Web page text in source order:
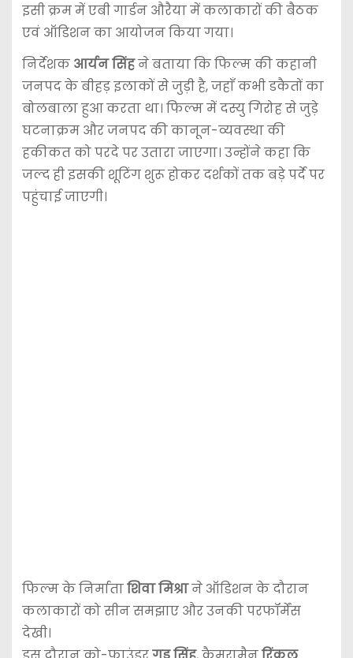
इसी क्रम में एबी गार्डन औरैया में कलाकारों की बैठक
एवं ऑडिशन का आयोजन किया गया।
निर्देशक आर्यन सिंहने बताया कि फिल्म की कहानी
जनपद के बीहड़ इलाकों से जुड़ी है, जहाँ कभी डकैतों का
बोलबाला हुआ करता था। फिल्म में दस्यु गिरोह से जुड़े
घटनाक्रम और जनपद की कानून-व्यवस्था की
हकीकत को परदे पर उतारा जाएगा। उन्होंने कहा कि
जल्द ही इसकी शूटिंग शुरू होकर दर्शकों तक बड़े पर्दे पर
पहुंचाई जाएगी।
फिल्म के निर्माताशिवा मिश्राने ऑडिशन के दौरान
कलाकारों को सीन समझाए और उनकी परफॉर्मेंस
देखी।